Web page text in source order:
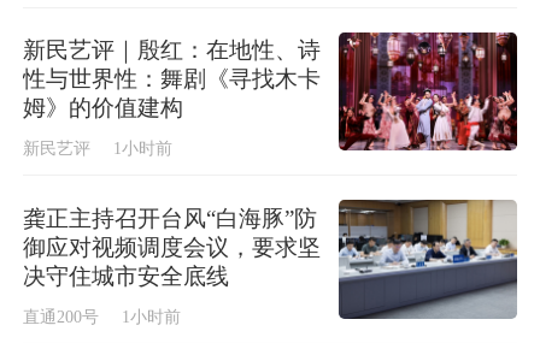
新民艺评｜殷红：在地性、诗
性与世界性：舞剧《寻找木卡
姆》的价值建构
新民艺评 1小时前
龚正主持召开台风“白海豚”防
御应对视频调度会议，要求坚
决守住城市安全底线
直通200号 1小时前